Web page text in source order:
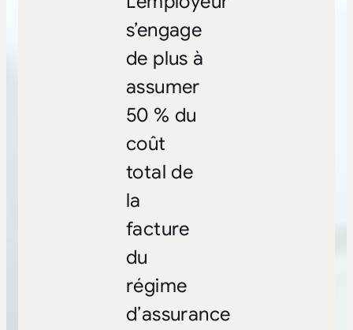
s’engage
de plus à
assumer
50 % du
coût
total de
la
facture
du
régime
d’assurance